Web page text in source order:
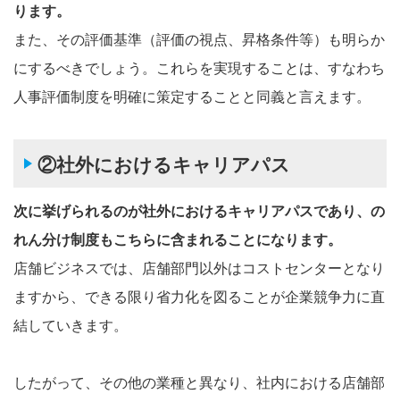
ります。
また、その評価基準（評価の視点、昇格条件等）も明らか
にするべきでしょう。これらを実現することは、すなわち
人事評価制度を明確に策定することと同義と言えます。
②社外におけるキャリアパス
次に挙げられるのが社外におけるキャリアパスであり、の
れん分け制度もこちらに含まれることになります。
店舗ビジネスでは、店舗部門以外はコストセンターとなり
ますから、できる限り省力化を図ることが企業競争力に直
結していきます。
したがって、その他の業種と異なり、社内における店舗部